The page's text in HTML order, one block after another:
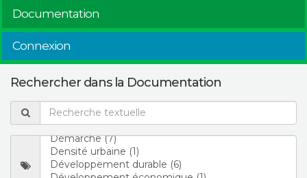
Documentation
Connexion
Rechercher dans la Documentation